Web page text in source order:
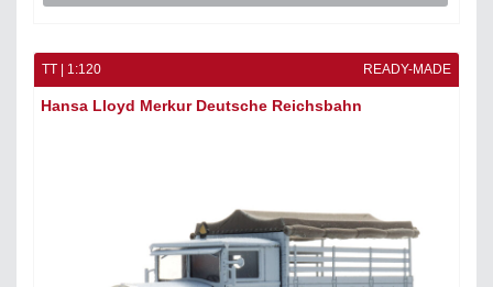
TT | 1:120 READY-MADE
Hansa Lloyd Merkur Deutsche Reichsbahn